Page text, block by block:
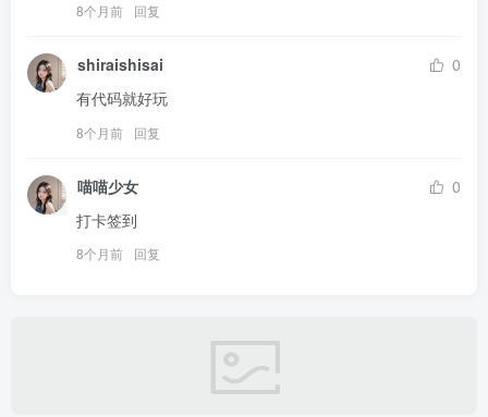
8个月前 回复
shiraishisai
0
有代码就好玩
8个月前 回复
喵喵少女
0
打卡签到
8个月前 回复